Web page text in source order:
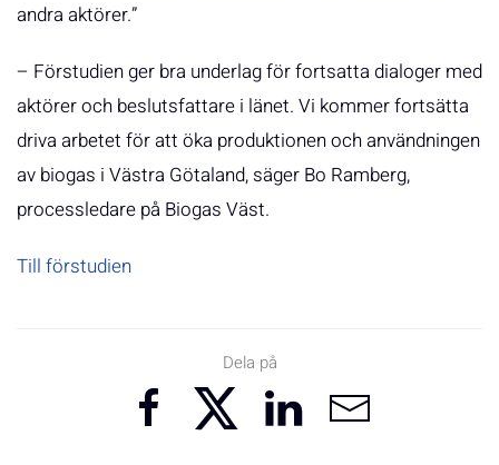
andra aktörer.”
– Förstudien ger bra underlag för fortsatta dialoger med
aktörer och beslutsfattare i länet. Vi kommer fortsätta
driva arbetet för att öka produktionen och användningen
av biogas i Västra Götaland, säger Bo Ramberg,
processledare på Biogas Väst.
Till förstudien
Dela på